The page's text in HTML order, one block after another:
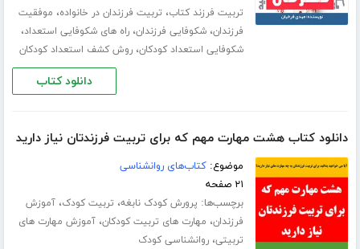
تربیت فرزند کتاب، تربیت فرزندان در خانواده، موفقیت
فرزندان،شکوفایی فرزندان،راه های شکوفایی استعداد،
شکوفایی استعداد کودکان،روش کشف استعداد کودکان
دانلود کتاب
دانلود کتاب هشت مهارت مهم که برای تربیت فرزندتان نیاز دارید
موضوع:کتاب‌های روانشناسی
۲۱ صفحه
برچسب‌ها: پرورش کودک نابغه، تربیت کودک،آموزش
فرزندان، مهارت های تربیت کودکان،آموزش مهارت های
تربیتی،روانشناسی کودک